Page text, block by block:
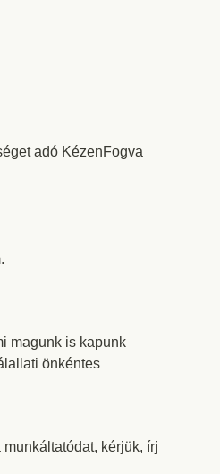
adó KézenFogva
magunk is kapunk
önkéntes
kérjük, írj